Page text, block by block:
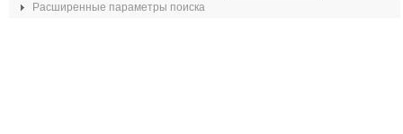
Расширенные параметры поиска